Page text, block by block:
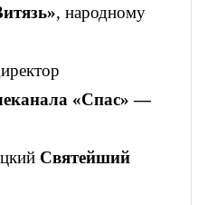
, народному
«Спас» —
Святейший